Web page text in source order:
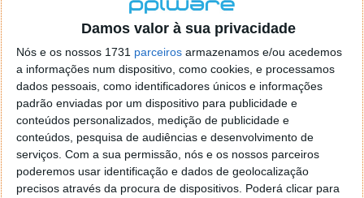
Damos valor à sua privacidade
Nós e os nossos 1731 parceiros armazenamos e/ou acedemos
a informações num dispositivo, como cookies, e processamos
dados pessoais, como identificadores únicos e informações
padrão enviadas por um dispositivo para publicidade e
conteúdos personalizados, medição de publicidade e
conteúdos, pesquisa de audiências e desenvolvimento de
serviços. Com a sua permissão, nós e os nossos parceiros
poderemos usar identificação e dados de geolocalização
precisos através da procura de dispositivos. Poderá clicar para
entrada poderia complicar-se
Mas mesmo que não seja uma funcionalidade DM
completa, o facto de poder enviar uma mensagem
do Threads sem ter de mudar para o Instagram
poderia pelo menos facilitar a vida dos utilizadores
mais assíduos da aplicação concorrente do X. No
entanto, para verificar ou responder a essas
mensagens, os utilizadoresterão de aceder à
aplicação do Instagram.